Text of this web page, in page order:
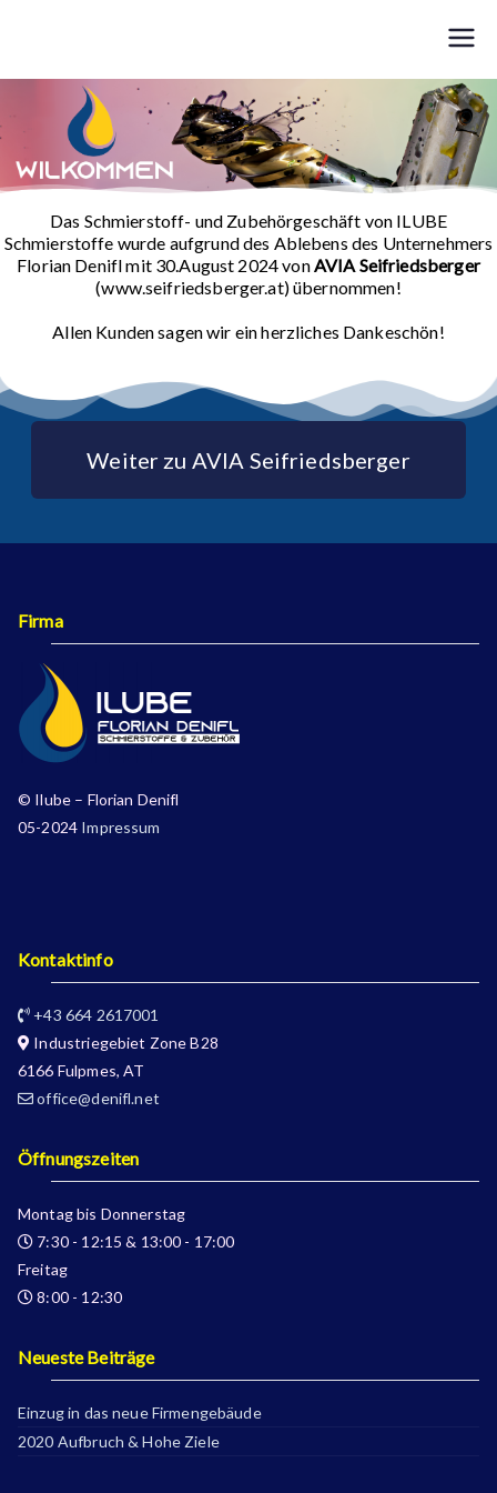
Das Schmierstoff- und Zubehörgeschäft von ILUBE
Schmierstoffe wurde aufgrund des Ablebens des Unternehmers
Florian Denifl mit 30.August 2024 vonAVIA Seifriedsberger
(www.seifriedsberger.at) übernommen!
Allen Kunden sagen wir ein herzliches Dankeschön!
Weiter zu AVIA Seifriedsberger
Firma
© Ilube – Florian Denifl
05-2024 Impressum
Kontaktinfo
+43 664 2617001
Industriegebiet Zone B28
6166 Fulpmes, AT
office@denifl.net
Öffnungszeiten
Montag bis Donnerstag
7:30 - 12:15 & 13:00 - 17:00
Freitag
8:00 - 12:30
Neueste Beiträge
Einzug in das neue Firmengebäude
2020 Aufbruch & Hohe Ziele